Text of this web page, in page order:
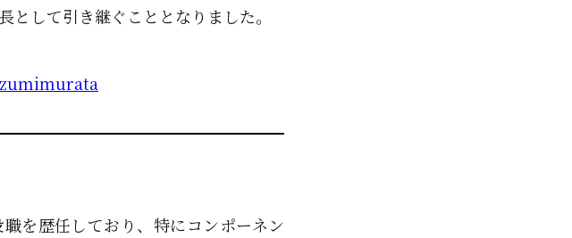
して引き継ぐこととなりました。
を歴任しており、特にコンポーネン